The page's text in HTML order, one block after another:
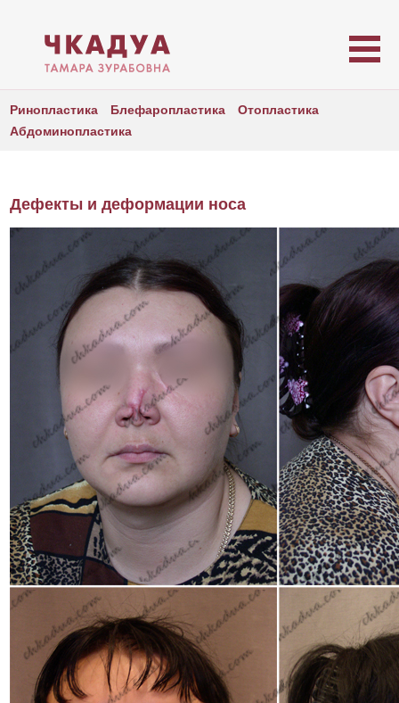
Ринопластика Блефаропластика
Отопластика
Абдоминопластика
Дефекты и деформации носа